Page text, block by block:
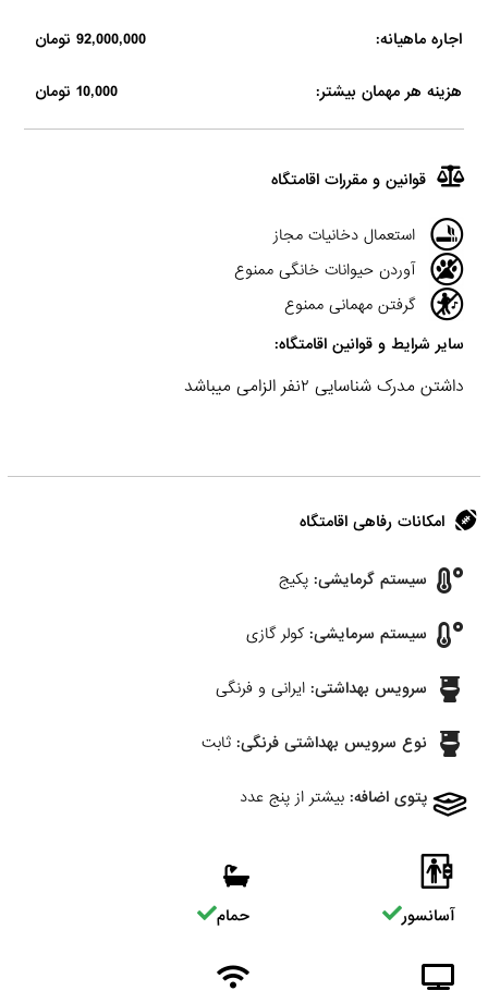
اجاره ماهیانه: 92,000,000 تومان
هزینه هر مهمان بیشتر: 10,000 تومان
قوانین و مقررات اقامتگاه
استعمال دخانیات مجاز
آوردن حیوانات خانگی ممنوع
گرفتن مهمانی ممنوع
سایر شرایط و قوانین اقامتگاه:
داشتن مدرک شناسایی ۲نفر الزامی میباشد
امکانات رفاهی اقامتگاه
سیستم گرمایشی: پکیج
سیستم سرمایشی: کولر گازی
سرویس بهداشتی: ایرانی و فرنگی
نوع سرویس بهداشتی فرنگی: ثابت
پتوی اضافه: بیشتر از پنج عدد
آسانسور حمام